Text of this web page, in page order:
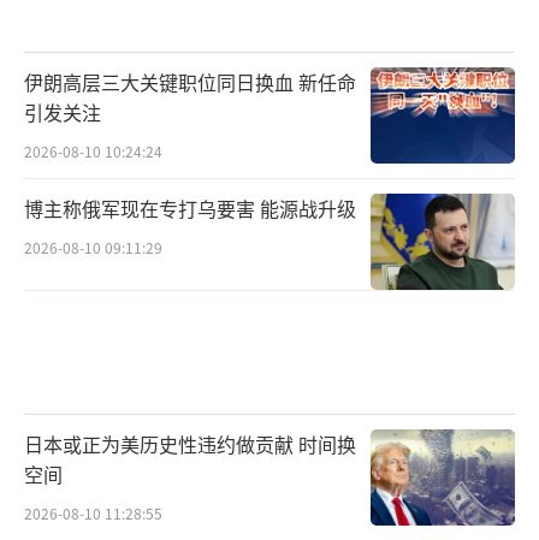
伊朗高层三大关键职位同日换血 新任命
引发关注
2026-08-10 10:24:24
博主称俄军现在专打乌要害 能源战升级
2026-08-10 09:11:29
日本或正为美历史性违约做贡献 时间换
空间
2026-08-10 11:28:55